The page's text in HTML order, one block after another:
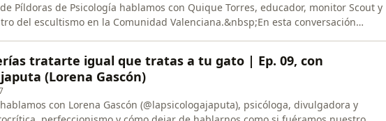
Píldoras de Psicología hablamos con Quique Torres, educador, monitor Scout y
del escultismo en la Comunidad Valenciana.&nbsp;En esta conversación
Stratarte igual que tratas a tu gato | Ep. 09, con
(Lorena Gascón)
con Lorena Gascón (@lapsicologajaputa), psicóloga, divulgadora y